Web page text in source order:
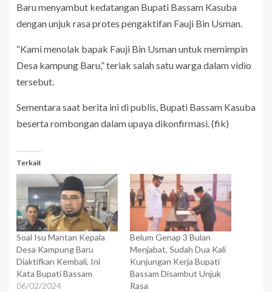
Baru menyambut kedatangan Bupati Bassam Kasuba
dengan unjuk rasa protes pengaktifan Fauji Bin Usman.
“Kami menolak bapak Fauji Bin Usman untuk memimpin
Desa kampung Baru,” teriak salah satu warga dalam vidio
tersebut.
Sementara saat berita ini di publis, Bupati Bassam Kasuba
beserta rombongan dalam upaya dikonfirmasi. (fik)
Terkait
Soal Isu Mantan Kepala
Desa Kampung Baru
Diaktifkan Kembali, Ini
Kata Bupati Bassam
06/02/2024
Belum Genap 3 Bulan
Menjabat, Sudah Dua Kali
Kunjungan Kerja Bupati
Bassam Disambut Unjuk
Rasa